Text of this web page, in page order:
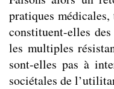
pratiques
constituent-elles
les multiples
sont-elles pas à
sociétales de